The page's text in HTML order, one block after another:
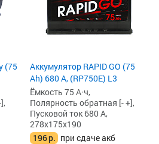
(75
Аккумулятор RAPID GO (75
Ah) 680 А, (RP750E) L3
Ёмкость 75 А·ч,
Полярность обратная [- +],
Пусковой ток 680 А,
278x175x190
196р. при сдаче акб